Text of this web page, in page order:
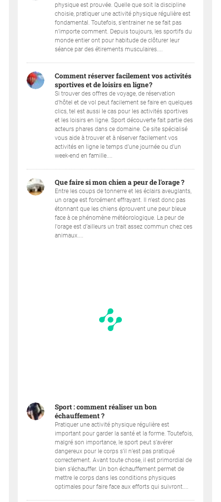
physique est prouvée. Quelle que soit la discipline
choisie, pratiquer une activité physique régulière est
fondamental. Toutefois, s’entrainer ne se fait pas
n’importe comment. Depuis toujours, les sportifs du
monde entier ont pour habitude de clôturer leur
séance par des étirements musculaires....
Comment réserver facilement vos activités
sportives et de loisirs en ligne ?
Si trouver des offres de voyage, de réservation
d’hôtel et de vol peut facilement se faire en quelques
clics, tel est aussi le cas pour les activités sportives
et les loisirs en ligne. Sport découverte fait partie des
acteurs phares dans ce domaine. Ce site spécialisé
vous aide à trouver et à réserver facilement vos
activités en ligne le temps d’une journée ou d’un
week-end en famille....
Que faire si mon chien a peur de l'orage ?
Entre les coups de tonnerre et les éclairs aveuglants,
un orage est forcément effrayant. Il n'est donc pas
étonnant que les chiens éprouvent une peur bleue
face à ce phénomène météorologique. La peur de
l'orage est d’ailleurs un trait assez commun chez ces
animaux....
Sport : comment réaliser un bon
échauffement ?
Pratiquer une activité physique régulière est
important pour garder la santé et la forme. Toutefois,
malgré son importance, le sport peut s’avérer
dangereux pour le corps s’il n’est pas pratiqué
correctement. Avant toute chose, il est primordial de
bien s’échauffer. Un bon échauffement permet de
mettre le corps dans les conditions physiques
optimales pour faire face aux efforts qui suivront....